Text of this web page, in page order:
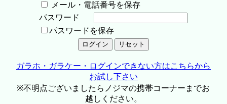
メール・電話番号を保存
パスワード
パスワードを保存
ガラホ・ガラケー・ログインできない方はこちらから
お試し下さい
※不明点ございましたらノジマの携帯コーナーまでお
越しください。